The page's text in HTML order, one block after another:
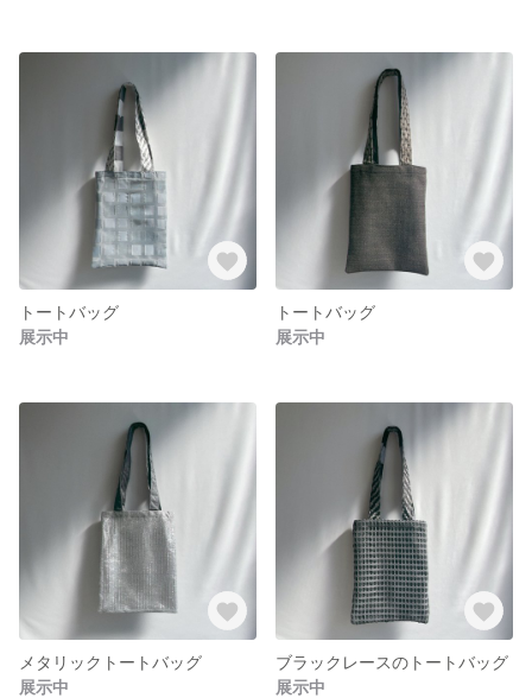
トートバッグ
展示中
トートバッグ
展示中
メタリックトートバッグ
展示中
ブラックレースのトートバッグ
展示中